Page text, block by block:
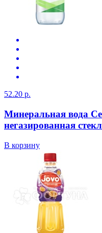
52.20 р.
Минеральная вода
негазированная
В корзину